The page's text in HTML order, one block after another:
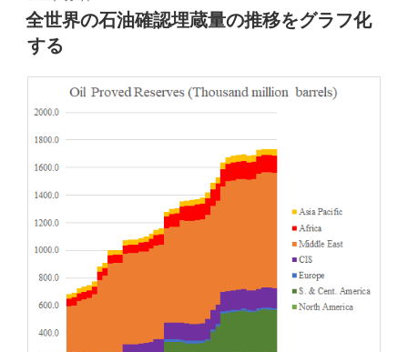
稿
日:
全世界の石油確認埋蔵量の推移をグラフ化
する